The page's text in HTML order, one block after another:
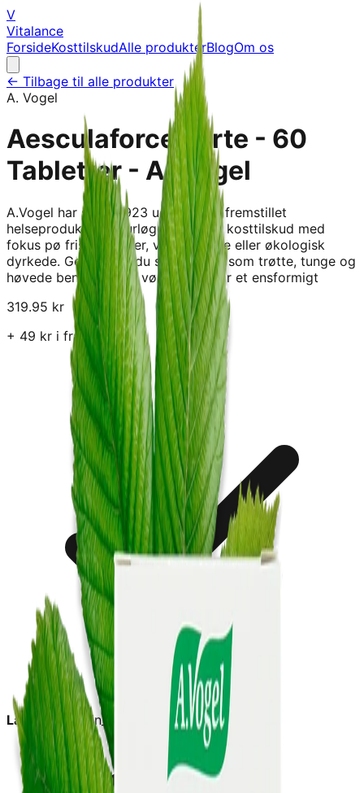
V
Vitalance
ForsideKosttilskudAlle produkterBlogOm os
← Tilbage til alle produkter
A. Vogel
Aesculaforce Forte - 60
Tabletter - A. Vogel
A.Vogel har siden 1923 udviklet og fremstillet
helseprodukter, naturløgemidler og kosttilskud med
fokus pø friske planter, vildtsamlede eller økologisk
dyrkede. Genkender du symptomer som trøtte, tunge og
høvede ben? Det kan vøre, at du har et ensformigt
319.95 kr
+ 49 kr i fragt
Lagerstatus: in_stock